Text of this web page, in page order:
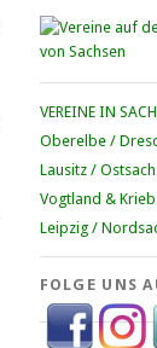
VEREINE IN
Oberelbe /
Lausitz /
Vogtland &
Leipzig /
FOLGE UNS